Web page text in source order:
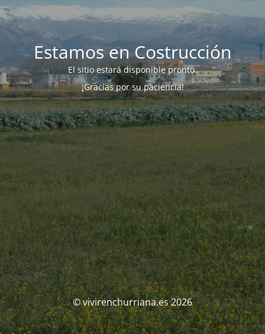
Estamos en Costrucción
El sitio estará disponible pronto.
¡Gracias por su paciencia!
© vivirenchurriana.es 2026